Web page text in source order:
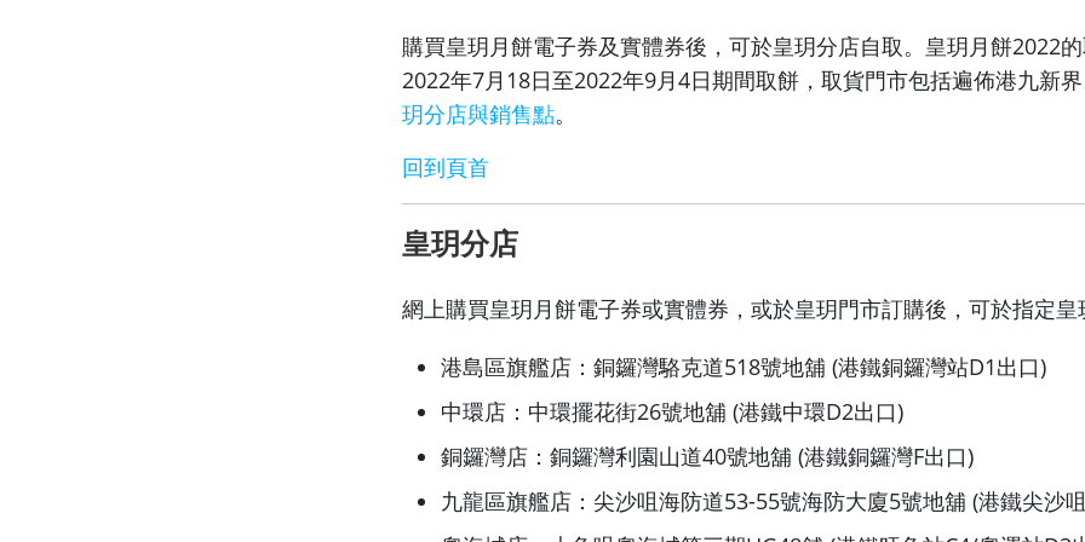
購買皇玥月餅電子券及實體券後，可於皇玥分店自取。皇玥月餅2022
2022年7月18日至2022年9月4日期間取餅，取貨門市包括遍佈港九新
玥分店與銷售點。
回到頁首
皇玥分店
網上購買皇玥月餅電子券或實體券，或於皇玥門市訂購後，可於指定
港島區旗艦店：銅鑼灣駱克道518號地舖 (港鐵銅鑼灣站D1出口)
中環店：中環擺花街26號地舖 (港鐵中環D2出口)
銅鑼灣店：銅鑼灣利園山道40號地舖 (港鐵銅鑼灣F出口)
九龍區旗艦店：尖沙咀海防道53-55號海防大廈5號地舖 (港鐵尖沙